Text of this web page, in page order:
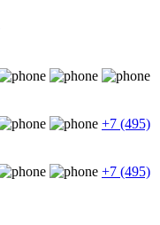
+7 (495)
+7 (495)